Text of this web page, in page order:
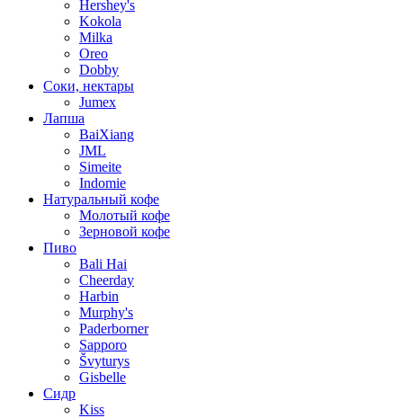
Hershey's
Kokola
Milka
Oreo
Dobby
Соки, нектары
Jumex
Лапша
BaiXiang
JML
Simeite
Indomie
Натуральный кофе
Молотый кофе
Зерновой кофе
Пиво
Bali Hai
Cheerday
Harbin
Murphy's
Paderborner
Sapporo
Švyturys
Gisbelle
Сидр
Kiss